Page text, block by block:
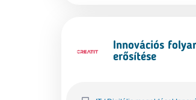
Innovációs
erősítése